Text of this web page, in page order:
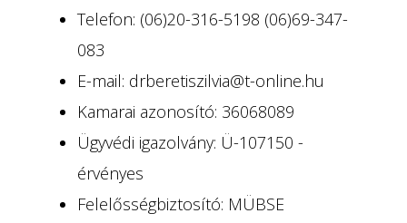
Telefon: (06)20-316-5198 (06)69-347-
083
E-mail: drberetiszilvia@t-online.hu
Kamarai azonosító: 36068089
Ügyvédi igazolvány: Ü-107150 -
érvényes
Felelősségbiztosító: MÜBSE